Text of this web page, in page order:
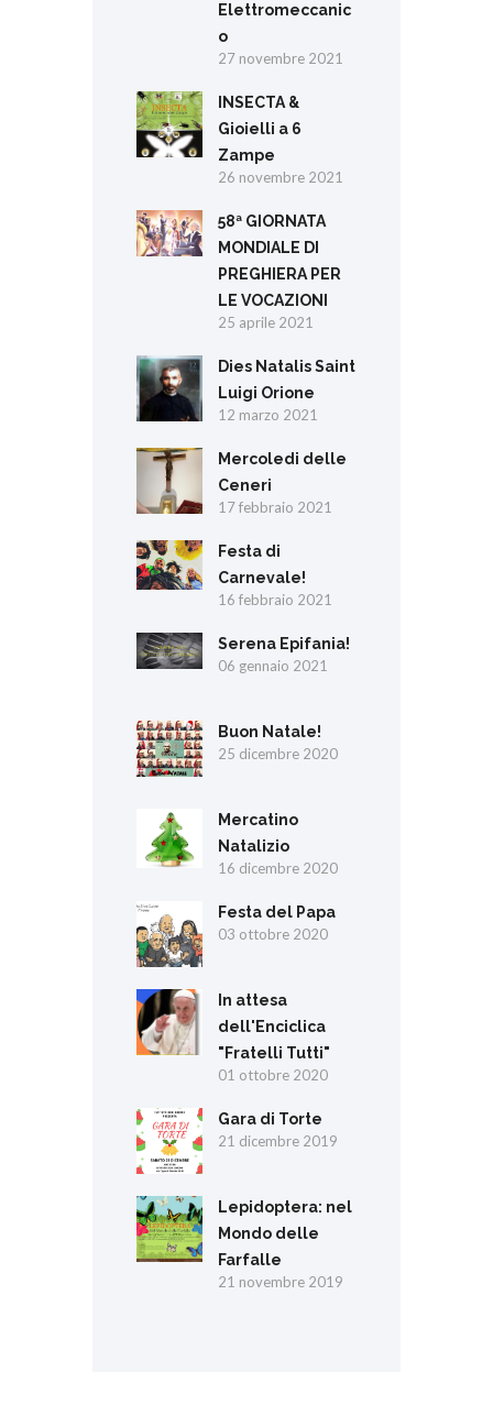
Elettromeccanic
o
27 novembre 2021
INSECTA &
Gioielli a 6
Zampe
26 novembre 2021
58ª GIORNATA
MONDIALE DI
PREGHIERA PER
LE VOCAZIONI
25 aprile 2021
Dies Natalis Saint
Luigi Orione
12 marzo 2021
Mercoledi delle
Ceneri
17 febbraio 2021
Festa di
Carnevale!
16 febbraio 2021
Serena Epifania!
06 gennaio 2021
Buon Natale!
25 dicembre 2020
Mercatino
Natalizio
16 dicembre 2020
Festa del Papa
03 ottobre 2020
In attesa
dell'Enciclica
"Fratelli Tutti"
01 ottobre 2020
Gara di Torte
21 dicembre 2019
Lepidoptera: nel
Mondo delle
Farfalle
21 novembre 2019